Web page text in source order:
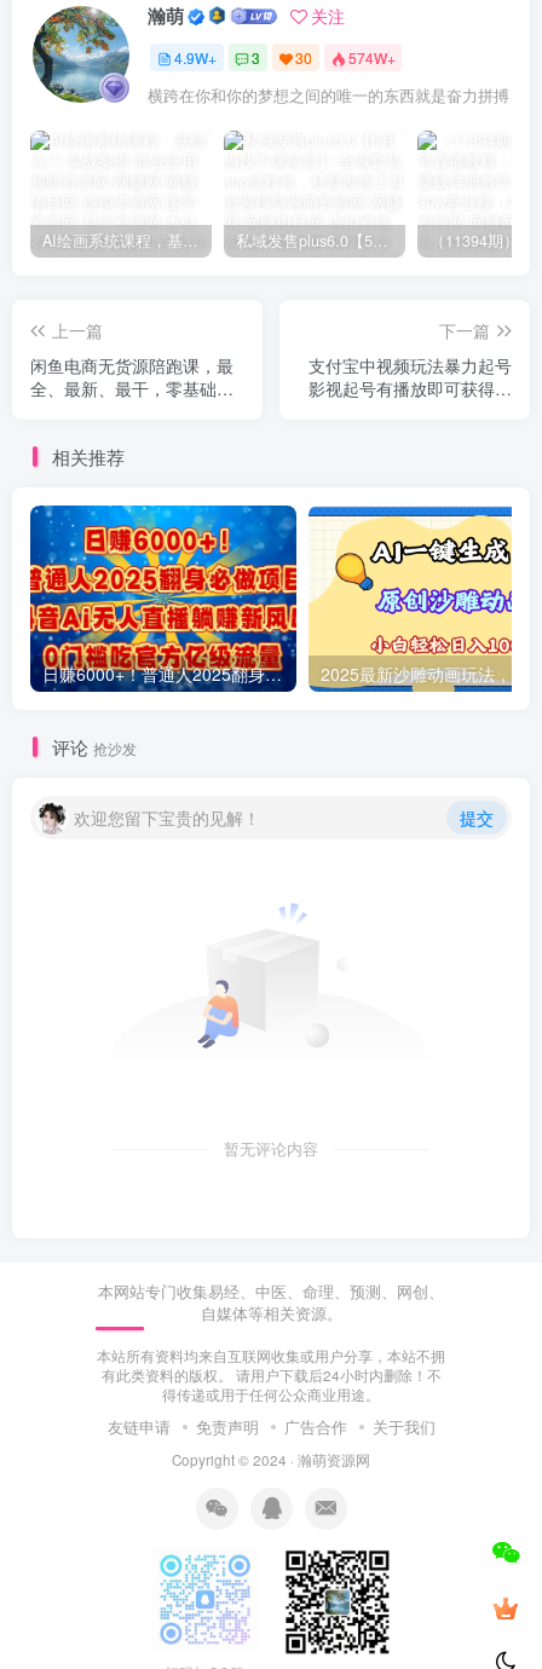
瀚萌 关注
4.9W+ 3 30 574W+
横跨在你和你的梦想之间的唯一的东西就是奋力拼搏
AI绘画系统课程，基础入门-实战案例-商业应用 私域发售plus6.0【5月份线下课录音】/全域套装sop流程包，社群发售工具套装模型
上一篇
闲鱼电商无货源陪跑课，最
全、最新、最干，零基础实
下一篇
支付宝中视频玩法暴力起号
影视起号有播放即可获得收
相关推荐
日赚6000+！普通人2025翻身必做项目，抖音Ai无人直播躺赚新风口，0门槛吃官方亿级流量
评论 抢沙发
欢迎您留下宝贵的见解！ 提交
暂无评论内容
本网站专门收集易经、中医、命理、预测、网创、
自媒体等相关资源。
本站所有资料均来自互联网收集或用户分享，本站不拥
有此类资料的版权。 请用户下载后24小时内删除！不
得传递或用于任何公众商业用途。
友链申请 免责声明 广告合作 关于我们
Copyright © 2024 · 瀚萌资源网